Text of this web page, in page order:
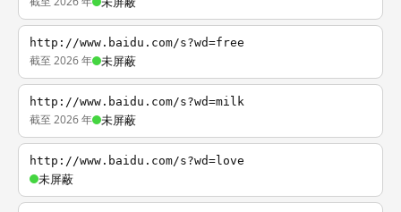
http://www.baidu.com/s?wd=free
截至 2026 年 未屏蔽
http://www.baidu.com/s?wd=milk
截至 2026 年 未屏蔽
http://www.baidu.com/s?wd=love
未屏蔽